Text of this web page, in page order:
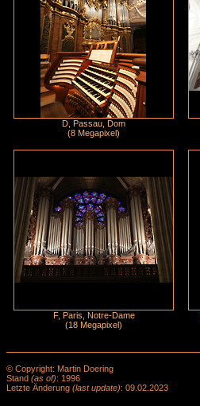
D, Passau, Dom
(8 Megapixel)
F, Paris, Notre-Dame
(18 Megapixel)
© Copyright: Martin Doering
Stand (as of): 1996
Letzte Änderung (last update): 09.02.2023